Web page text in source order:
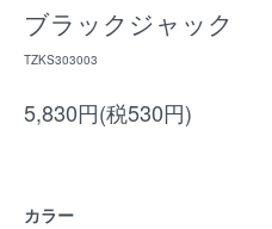
ブラックジャック
TZKS303003
5,830円(税530円)
カラー